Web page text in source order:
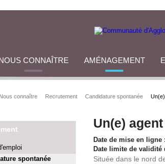
CONNAÎTRE AMÉNAGEMENT
Nous connaître Recrutement Candidature spontanée
spontanée
Un(e)
Date de mise en ligne :
Date limite de validité
Située dans le nord